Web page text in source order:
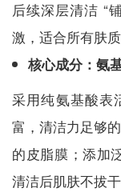
后续深层清洁 “
激，适合所有肤质
核心成分：氨
采用纯氨基酸表
富，清洁力足够
的皮脂膜；添加
清洁后肌肤不拔